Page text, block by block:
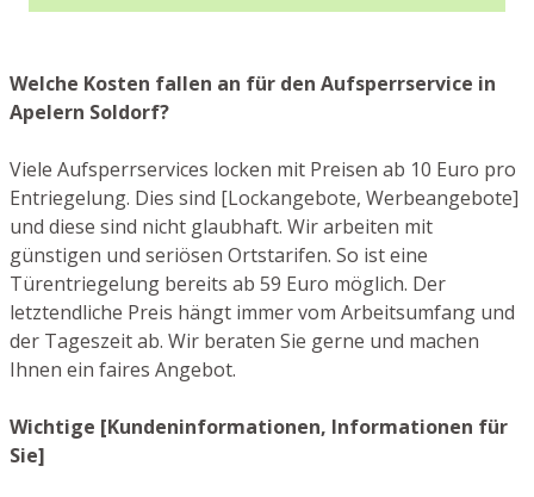
Welche Kosten fallen an für den Aufsperrservice in
Apelern Soldorf?
Viele Aufsperrservices locken mit Preisen ab 10 Euro pro
Entriegelung. Dies sind [Lockangebote, Werbeangebote]
und diese sind nicht glaubhaft. Wir arbeiten mit
günstigen und seriösen Ortstarifen. So ist eine
Türentriegelung bereits ab 59 Euro möglich. Der
letztendliche Preis hängt immer vom Arbeitsumfang und
der Tageszeit ab. Wir beraten Sie gerne und machen
Ihnen ein faires Angebot.
Wichtige [Kundeninformationen, Informationen für
Sie]